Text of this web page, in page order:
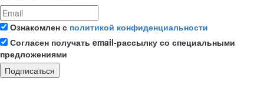
Ознакомлен с политикой конфиденциальности
Согласен получать email-рассылку со специальными
предложениями
Подписаться